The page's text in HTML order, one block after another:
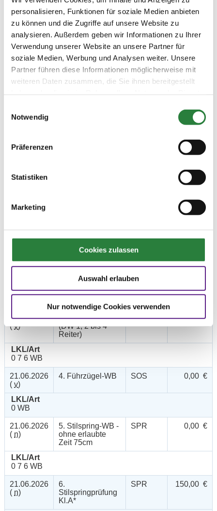
personalisieren, Funktionen für soziale Medien anbieten
zu können und die Zugriffe auf unsere Website zu
analysieren. Außerdem geben wir Informationen zu Ihrer
Verwendung unserer Website an unsere Partner für
soziale Medien, Werbung und Analysen weiter. Unsere
Partner führen diese Informationen möglicherweise mit
weiteren Daten zusammen, die Sie ihnen bereitgestellt
Notwendig
Präferenzen
Statistiken
Marketing
Cookies zulassen
Auswahl erlauben
Nur notwendige Cookies verwenden
Springplatz: 65x50 m Sand, Vorbereitungsplatz: 60x30
m Sand und Dressurviereck 20x40 m Textil-Sand
Vorläufige Zeitenteilung:
So. vorm.: 1,2,3,4; nachm.: 5,6,7,8
Preisgeld
200,00 €
LKL/Art
21.06.2026
2. Dressurprüfung
DRE 150,00 €
LKL/Art
21.06.2026
(v)
3. Dressur-WB
(DW 1, 2 bis 4
Reiter)
DRE 0,00 €
LKL/Art
0 7 6 WB
21.06.2026
( v)
4. Führzügel-WB SOS 0,00 €
LKL/Art
0 WB
21.06.2026
( n)
5. Stilspring-WB -
ohne erlaubte
Zeit 75cm
SPR 0,00 €
LKL/Art
0 7 6 WB
21.06.2026
( n)
6.
Stilspringprüfung
Kl.A*
SPR 150,00 €